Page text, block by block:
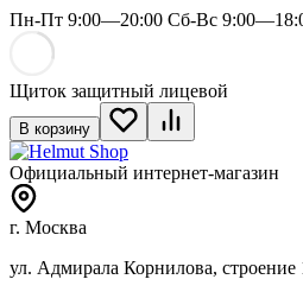
Пн-Пт 9:00—20:00 Сб-Вс
Щиток защитный лицевой
В корзину
Официальный интернет-магазин
г. Москва
ул. Адмирала Корнилова, строение